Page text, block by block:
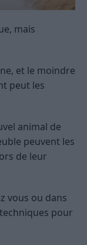
mais
et le moindre
peut les
animal de
peuvent les
de leur
vous ou dans
pour